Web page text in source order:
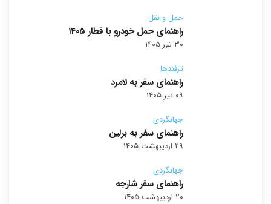
حمل و نقل
راهنمای حمل خودرو با قطار ۱۴۰۵
۳۰ تیر ۱۴۰۵
ترفندها
راهنمای سفر به لامرد
۰۹ تیر ۱۴۰۵
جهانگردی
راهنمای سفر به برلین
۲۹ اردیبهشت ۱۴۰۵
جهانگردی
راهنمای سفر شارجه
۲۰ اردیبهشت ۱۴۰۵